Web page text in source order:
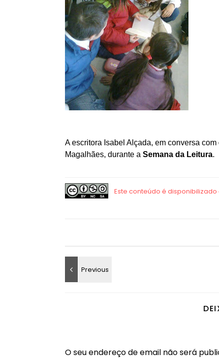
A escritora Isabel Alçada, em conversa
Magalhães, durante a Semana da Leitura.
O seu endereço de email não será